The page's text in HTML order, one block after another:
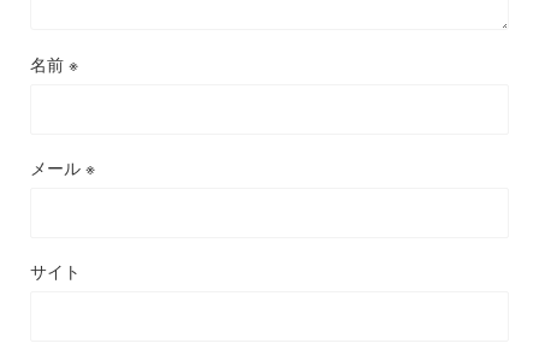
名前 ※
メール ※
サイト